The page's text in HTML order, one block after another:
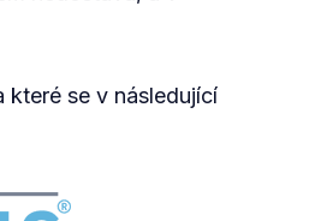
které se v následující